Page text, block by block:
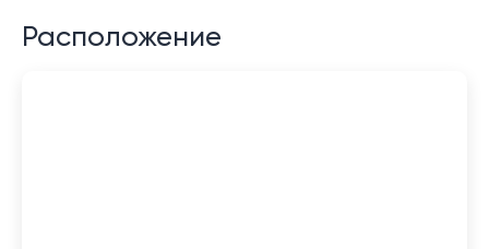
Расположение